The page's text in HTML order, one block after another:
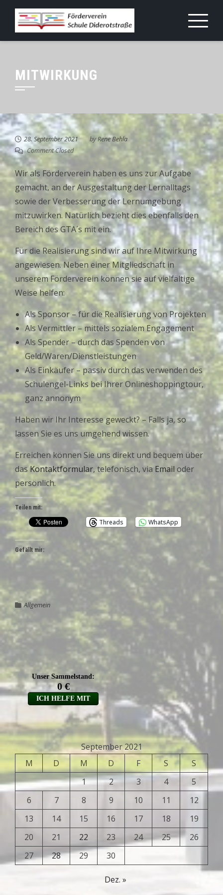
Skip
content
MITWIRKUNG
28. September 2021 byRene Behla
Comment Closed
Wir als Förderverein haben es uns zur Aufgabe
gemacht, an der Ausgestaltung der Lernalltags
sowie der Verbesserung der Lernumgebung
mitzuwirken. Natürlich bezieht dies ebenfalls den
Bereich des GTA´s mit ein.
Für die Realisierung sind wir auf Ihre Mitwirkung
angewiesen. Neben einer Mitgliedschaft in
unserem Förderverein können sie auf vielfältige
Weise helfen:
Als Sponsor – für die Realisierung von Projekten
Als Vermittler – mittels sozialem Engagement
Als Spender – durch das Spenden von
Geld/Waren/Dienstleistungen
Als Einkäufer – passiv durch das verwenden des
Schulengel-Links bei Ihrer Onlineshoppingtour,
ganz annonym
Haben wir Ihr Interesse geweckt? – Falls ja, so
lassen Sie es uns umgehend wissen.
Erreichen können Sie uns direkt und bequem über
dasKontaktformular, telefonisch, via Email oder
persönlich.
Teilen mit:
Threads WhatsApp
Gefällt mir:
Allgemein
September 2021
M
D M D F S
S
1
2 3 4
5
6
7 8 9 10 11
12
13
14 15 16 17 18
19
20
21 22 23 24 25
26
27
28 29 30
Dez. »